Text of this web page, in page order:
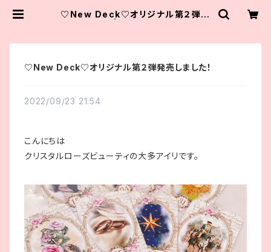
♡New Deck♡オリジナル第２弾発
♡New Deck♡オリジナル第２弾発売しました！
2022/09/23 21:54
こんにちは
クリスタルローズビューティの大多アイリです。